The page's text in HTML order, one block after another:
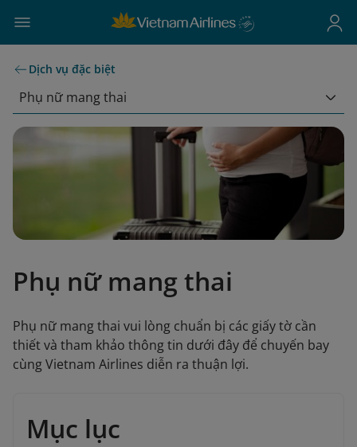
Dịch vụ đặc biệt
Phụ nữ mang thai
Phụ nữ mang thai
Phụ nữ mang thai vui lòng chuẩn bị các giấy tờ cần
thiết và tham khảo thông tin dưới đây để chuyến bay
cùng Vietnam Airlines diễn ra thuận lợi.
Mục lục